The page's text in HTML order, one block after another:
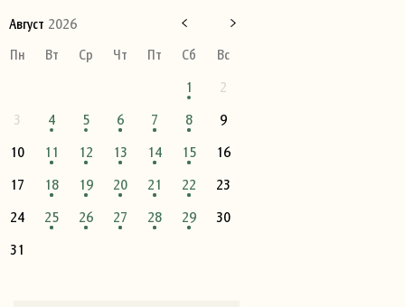
Август 2026
Пн
Вт Ср Чт Пт Сб
Вс
1
2
3
4 5 6 7 8
9
10
11 12 13 14 15
16
17
18 19 20 21 22
23
24
25 26 27 28 29
30
31